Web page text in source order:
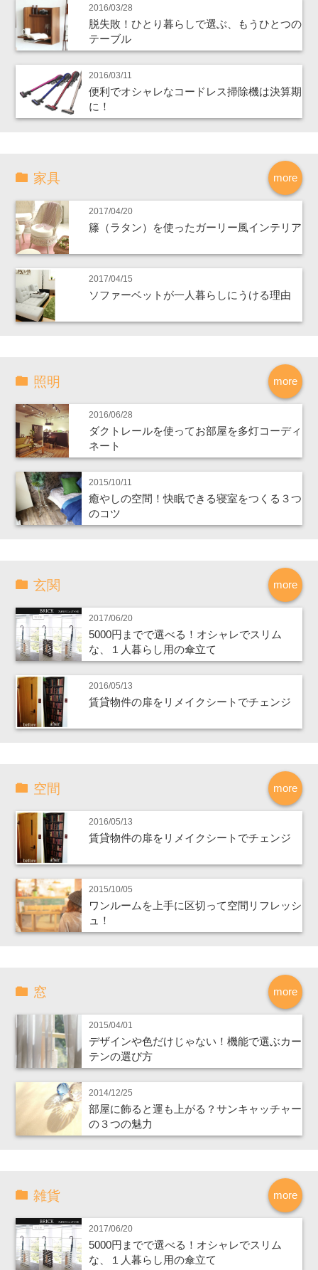
2016/03/28
脱失敗！ひとり暮らしで選ぶ、もうひとつの
テーブル
2016/03/11
便利でオシャレなコードレス掃除機は決算期
に！
more
家具
2017/04/20
籐（ラタン）を使ったガーリー風インテリア
2017/04/15
ソファーベットが一人暮らしにうける理由
more
照明
2016/06/28
ダクトレールを使ってお部屋を多灯コーディ
ネート
2015/10/11
癒やしの空間！快眠できる寝室をつくる３つ
のコツ
more
玄関
2017/06/20
5000円までで選べる！オシャレでスリム
な、１人暮らし用の傘立て
2016/05/13
賃貸物件の扉をリメイクシートでチェンジ
more
空間
2016/05/13
賃貸物件の扉をリメイクシートでチェンジ
2015/10/05
ワンルームを上手に区切って空間リフレッシ
ュ！
more
窓
2015/04/01
デザインや色だけじゃない！機能で選ぶカー
テンの選び方
2014/12/25
部屋に飾ると運も上がる？サンキャッチャー
の３つの魅力
more
雑貨
2017/06/20
5000円までで選べる！オシャレでスリム
な、１人暮らし用の傘立て